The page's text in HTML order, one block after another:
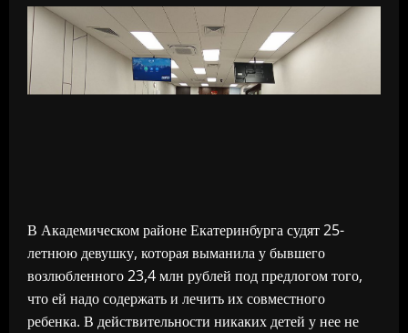
В Академическом районе Екатеринбурга судят 25-
летнюю девушку, которая выманила у бывшего
возлюбленного 23,4 млн рублей под предлогом того,
что ей надо содержать и лечить их совместного
ребенка. В действительности никаких детей у нее не